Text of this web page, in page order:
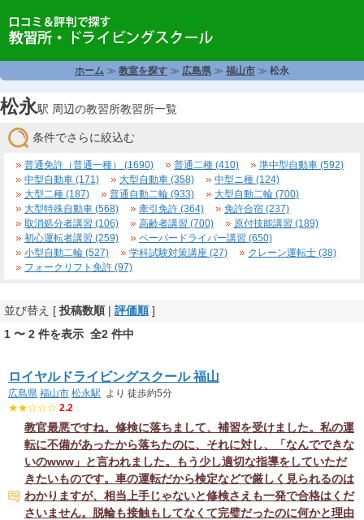
ホーム ≫ 教室を探す ≫ 広島県 ≫ 福山市 ≫ 松永
松永駅 周辺の教習所教習所一覧
条件でさらに絞込む
普通免許（普通一種） (1690) 普通二種 (410)
準中型自動車 (592)
中型自動車 (171)
大型自動車 (358)
中型ニ種 (124)
大型二種 (187)
普通自動二輪 (933)
大型自動二輪 (700)
大型特殊自動車 (568)
牽引免許 (364)
免許合宿 (237)
取消処分者講習 (106)
高齢者講習 (700)
原付技能講習 (189)
初心運転者講習 (259)
ペーパードライバー講習 (650)
小型自動二輪 (527)
学科試験対策講座 (27)
クレーン運転士 (38)
フォークリフト免許 (97)
並び替え [ 投稿数順| 評価順]
1 〜 2 件を表示 全2 件中
ロイヤルドライビングスクール 福山
広島県 福山市 松永駅 より 徒歩約5分
★★☆☆☆ 2.2
教官最悪ですね。修検に落ちまして、補習を受けました。私の運
転に不備があったから落ちたのに、それに対し、「なんでできな
いのwww」と言われました。もう少し適切な指導をしていただ
きたいものです。車の運転だから検定などで厳しく見られるのは
わかりますが、相当上手じゃないと修検さえも一発で合格はくだ
さいません。脱輪も接触もしてなくて完璧だったのに何かと理由